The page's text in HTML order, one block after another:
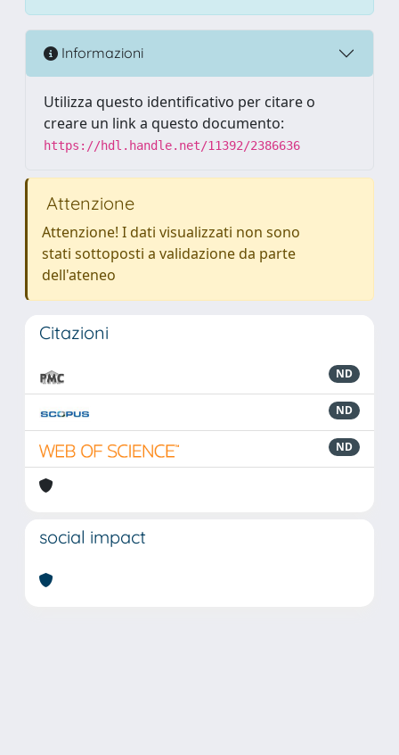
Informazioni
Utilizza questo identificativo per citare o
creare un link a questo documento:
https://hdl.handle.net/11392/2386636
Attenzione
Attenzione! I dati visualizzati non sono
stati sottoposti a validazione da parte
dell'ateneo
Citazioni
ND
ND
ND
social impact